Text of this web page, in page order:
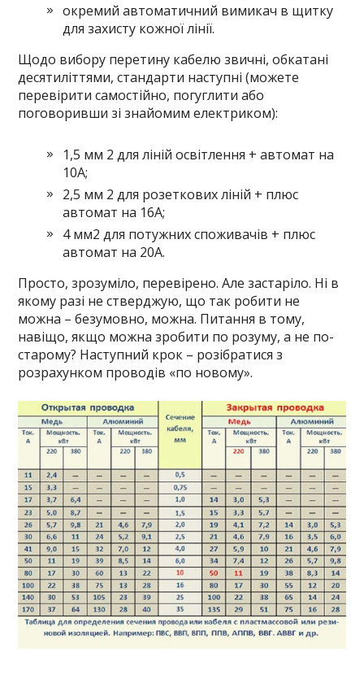
окремий автоматичний вимикач в щитку
для захисту кожної лінії.
Щодо вибору перетину кабелю звичні, обкатані
десятиліттями, стандарти наступні (можете
перевірити самостійно, погуглити або
поговоривши зі знайомим електриком):
1,5 мм 2 для ліній освітлення + автомат на
10А;
2,5 мм 2 для розеткових ліній + плюс
автомат на 16А;
4 мм2 для потужних споживачів + плюс
автомат на 20А.
Просто, зрозуміло, перевірено. Але застаріло. Ні в
якому разі не стверджую, що так робити не
можна – безумовно, можна. Питання в тому,
навіщо, якщо можна зробити по розуму, а не по-
старому? Наступний крок – розібратися з
розрахунком проводів «по новому».